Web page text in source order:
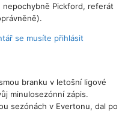
nepochybně Pickford, referát
se musíte přihlásit
branku v letošní ligové
minulosezónní zápis.
sezónách v Evertonu, dal po